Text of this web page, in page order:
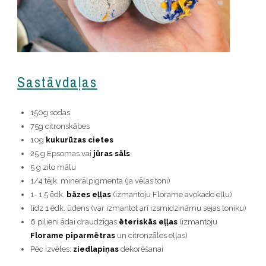
Sastāvdaļas
150g sodas
75g citronskābes
10g kukurūzas cietes
25 g Epsomas vai jūras sāls
5 g zilo mālu
1/4 tējk. minerālpigmenta (ja vēlas toni)
1- 1,5 ēdk. bāzes eļļas(izmantoju Florame avokado eļļu)
līdz 1 ēdk. ūdens (var izmantot arī izsmidzināmu sejas toniku)
6 pilieni ādai draudzīgas ēteriskās eļļas(izmantoju
Florame piparmētrasun citronzāles eļļas)
Pēc izvēles: ziedlapiņasdekorēšanai